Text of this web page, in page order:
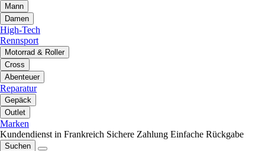
Mann
Damen
High-Tech
Rennsport
Motorrad & Roller
Cross
Abenteuer
Reparatur
Gepäck
Outlet
Marken
Kundendienst in Frankreich Sichere Zahlung Einfache Rückgabe
Suchen